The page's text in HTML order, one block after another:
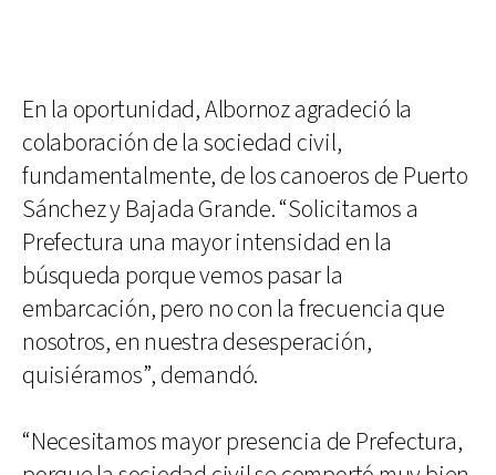
En la oportunidad, Albornoz agradeció la
colaboración de la sociedad civil,
fundamentalmente, de los canoeros de Puerto
Sánchez y Bajada Grande. “Solicitamos a
Prefectura una mayor intensidad en la
búsqueda porque vemos pasar la
embarcación, pero no con la frecuencia que
nosotros, en nuestra desesperación,
quisiéramos”, demandó.
“Necesitamos mayor presencia de Prefectura,